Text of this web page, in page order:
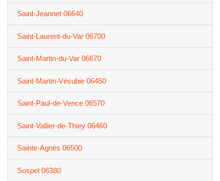
Saint-Jeannet 06640
Saint-Laurent-du-Var 06700
Saint-Martin-du-Var 06670
Saint-Martin-Vésubie 06450
Saint-Paul-de-Vence 06570
Saint-Vallier-de-Thiey 06460
Sainte-Agnès 06500
Sospel 06380